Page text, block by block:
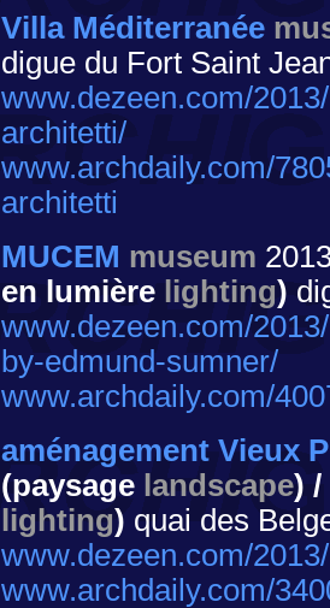
Villa Méditerranée
digue du Fort Saint
www.dezeen.com/
architetti/
www.archdaily.com/
architetti
MUCEM museum
en lumière lighting)
www.dezeen.com/
by-edmund-sumner/
www.archdaily.com/
aménagement Vieux
(paysage landscape) /
lighting) quai des
www.dezeen.com/
www.archdaily.com/